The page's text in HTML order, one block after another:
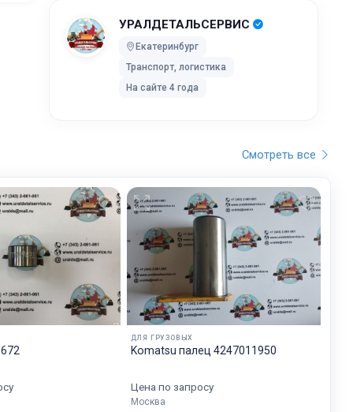
УРАЛДЕТАЛЬСЕРВИС
Екатеринбург
Транспорт, логистика
На сайте 4 года
Мы
на
Смотреть все
ДЛЯ ГРУЗОВЫХ
Komatsu палец 4247011950
Цена по запросу
Москва